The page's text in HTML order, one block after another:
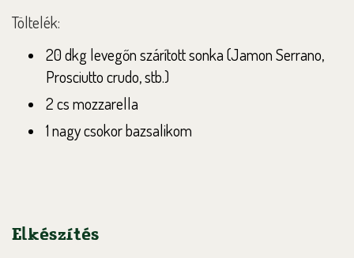
Töltelék:
20 dkg levegőn szárított sonka (Jamon Serrano,
Prosciutto crudo, stb.)
2 cs mozzarella
1 nagy csokor bazsalikom
Elkészítés